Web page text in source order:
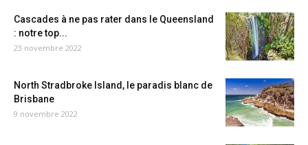
Cascades à ne pas rater dans le Queensland
: notre top...
23 novembre 2022
North Stradbroke Island, le paradis blanc de
Brisbane
9 novembre 2022